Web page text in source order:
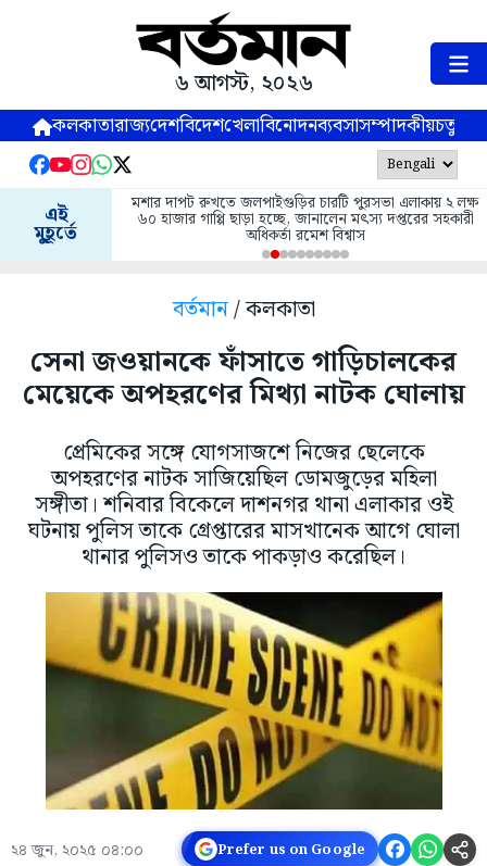
৬ আগস্ট, ২০২৬
কলকাতারাজ্যদেশবিদেশখেলাবিনোদনব্যবসাসম্পাদকীয়
এই
মুহূর্তে
মশার দাপট রুখতে জলপাইগুড়ির চারটি পুরসভা এলাকায় ২ লক্ষ
৬০ হাজার গাপ্পি ছাড়া হচ্ছে, জানালেন মৎস্য দপ্তরের সহকারী
অধিকর্তা রমেশ বিশ্বাস
বর্তমান/ কলকাতা
সেনা জওয়ানকে ফাঁসাতে গাড়িচালকের
মেয়েকে অপহরণের মিথ্যা নাটক ঘোলায়
প্রেমিকের সঙ্গে যোগসাজশে নিজের ছেলেকে
অপহরণের নাটক সাজিয়েছিল ডোমজুড়ের মহিলা
সঙ্গীতা। শনিবার বিকেলে দাশনগর থানা এলাকার ওই
ঘটনায় পুলিস তাকে গ্রেপ্তারের মাসখানেক আগে ঘোলা
থানার পুলিসও তাকে পাকড়াও করেছিল।
২৪ জুন, ২০২৫ ০৪:০০ Prefer us on Google